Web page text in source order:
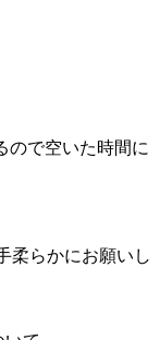
ので空いた時間に
柔らかにお願いし